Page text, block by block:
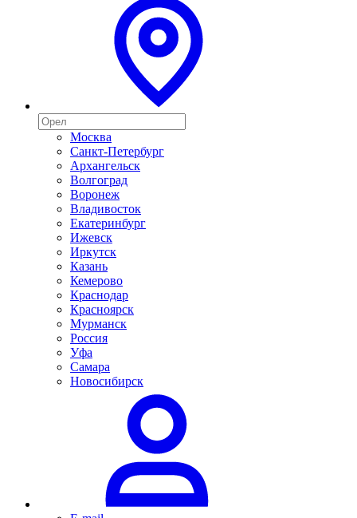
Москва
Санкт-Петербург
Архангельск
Волгоград
Воронеж
Владивосток
Екатеринбург
Ижевск
Иркутск
Казань
Кемерово
Краснодар
Красноярск
Мурманск
Россия
Уфа
Самара
Новосибирск